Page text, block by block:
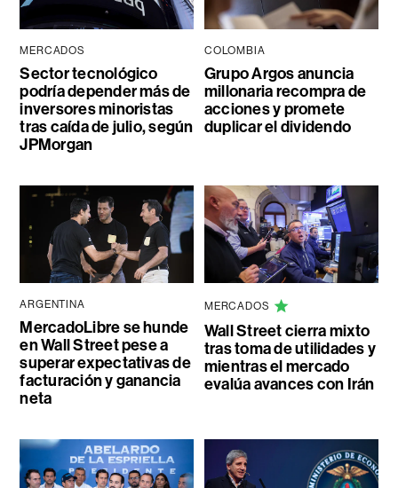
MERCADOS
Sector tecnológico
podría depender más de
inversores minoristas
tras caída de julio, según
JPMorgan
COLOMBIA
Grupo Argos anuncia
millonaria recompra de
acciones y promete
duplicar el dividendo
ARGENTINA
MercadoLibre se hunde
en Wall Street pese a
superar expectativas de
facturación y ganancia
neta
MERCADOS
Wall Street cierra mixto
tras toma de utilidades y
mientras el mercado
evalúa avances con Irán